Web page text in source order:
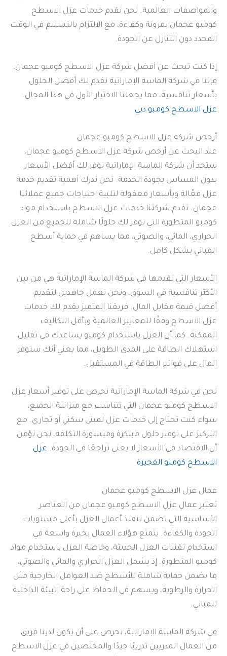
والمواصفات العالمية. نحن نقدم خدمات عزل الاسطح
كومبو عجمان بمرونة وكفاءة، مع الالتزام بالتسليم في الوقت
المحدد دون التنازل عن الجودة.
إذا كنت تبحث عن أفضل شركة عزل الاسطح كومبو عجمان،
فإننا في شركة الماسة الإماراتية نقدم لك أفضل الحلول
بأسعار تنافسية، مما يجعلنا الاختيار الأول في هذا المجال.
عزل الاسطح كومبو دبي
أرخص شركة عزل الاسطح كومبو عجمان
عند البحث عن أرخص شركة عزل الاسطح كومبو عجمان،
ستجد أن شركة الماسة الإماراتية توفر لك أفضل الأسعار
بدون المساس بجودة الخدمة. نحن ندرك أهمية تقديم خدمة
عزل فعّالة وبأسعار معقولة لتلبية احتياجات جميع عملائنا
عجمان. تقدم شركتنا خدمات عزل الاسطح باستخدام مواد
كومبو المتطورة التي توفر لك حلولًا شاملة للجميع من العزل
الحراري، المائي، والصوتي، مما يساهم في حماية أسطح
المباني بشكل كامل.
الأسعار التي نقدمها في شركة الماسة الإماراتية هي من بين
الأكثر تنافسية في السوق، ونحن نعمل جاهدين لتقديم
أفضل قيمة مقابل المال. فريقنا المتميز يقدم لك خدمات
عزل الاسطح وفقًا للمعايير العالمية وبأقل التكاليف
الممكنة. كما أن العزل باستخدام كومبو يساعدك في تقليل
استهلاك الطاقة على المدى الطويل، مما يعني أنك ستوفر
المال على فواتير الطاقة في المستقبل.
نحن في شركة الماسة الإماراتية نحرص على توفير أسعار عزل
الاسطح كومبو عجمان التي تتناسب مع ميزانية الجميع،
سواء كنت تحتاج إلى خدمات عزل لمبنى سكني أو تجاري. مع
التركيز على توفير حلول مبتكرة وميسورة التكلفة، نحن نؤمن
أن الاقتصاد في الأسعار لا يعني تراجعًا في الجودة. عزل
الاسطح كومبو الفجيرة
عمال عزل الاسطح كومبو عجمان
تعتبر عمال عزل الاسطح كومبو عجمان من العناصر
الأساسية التي تضمن تنفيذ أعمال العزل بأعلى مستويات
الجودة والكفاءة. يتمتع هؤلاء العمال بخبرة واسعة في
استخدام تقنيات العزل الحديثة، وخاصة العزل باستخدام مواد
كومبو المتطورة. إذ يشمل العزل الحراري والمائي والصوتي،
ما يضمن حماية شاملة للأسطح ضد العوامل الخارجية مثل
الحرارة والرطوبة، ويسهم في الحفاظ على راحة البيئة الداخلية
للمباني.
في شركة الماسة الإماراتية، نحرص على أن يكون لدينا فريق
من العمال المدربين تدريبًا جيدًا والمختصين في عزل الاسطح